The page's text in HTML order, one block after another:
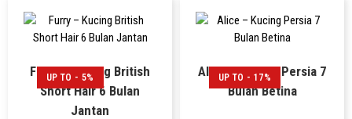
UP TO - 5%
Furry – Kucing British
Short Hair 6 Bulan
Jantan
UP TO - 17%
Alice – Kucing Persia 7
Bulan Betina